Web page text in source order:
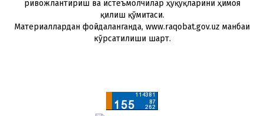
ривожлантириш ва истеъмолчилар ҳуқуқларини ҳимоя
қилиш қўмитаси.
Материаллардан фойдаланганда, www.raqobat.gov.uz манбаи
кўрсатилиши шарт.